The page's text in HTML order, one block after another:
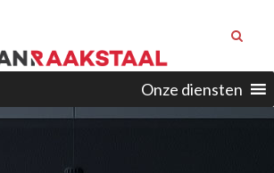
Onze diensten